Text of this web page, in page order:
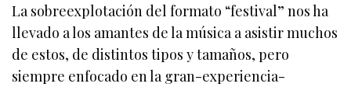
La sobreexplotación del formato “festival” nos ha
llevado a los amantes de la música a asistir muchos
de estos, de distintos tipos y tamaños, pero
siempre enfocado en la gran-experiencia-